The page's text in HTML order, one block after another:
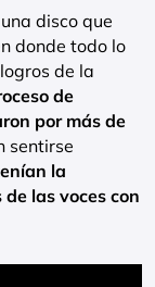
una disco que
donde todo lo
de la
de
por más de
sentirse
la
las voces con